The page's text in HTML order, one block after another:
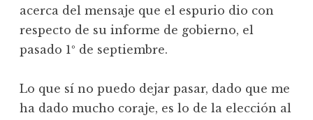
acerca del mensaje que el espurio dio con
respecto de su informe de gobierno, el
pasado 1º de septiembre.
Lo que sí no puedo dejar pasar, dado que me
ha dado mucho coraje, es lo de la elección al